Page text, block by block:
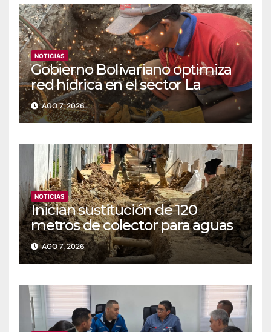
NOTICIAS
Gobierno Bolivariano optimiza
red hídrica en el sector La
Majada
AGO 7, 2026
NOTICIAS
Inician sustitución de 120
metros de colector para aguas
servidas en Coche
AGO 7, 2026